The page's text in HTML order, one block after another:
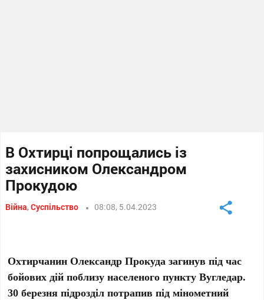
В Охтирці попрощались із
захисником Олександром
Прокудою
Війна,Суспільство 08:08, 5.04.2023
Охтирчанин Олександр Прокуда загинув під час
бойових дій поблизу населеного пункту Вугледар.
30 березня підрозділ потрапив під мінометний